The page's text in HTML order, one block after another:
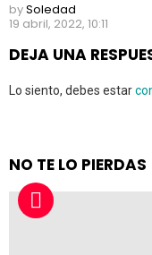
bySoledad
19 abril, 2022, 10:11
DEJA UNA
Lo siento, debes estar
NO TE LO PIERDAS